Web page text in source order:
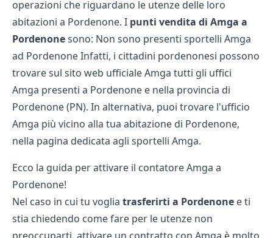
operazioni che riguardano le utenze delle loro
abitazioni a Pordenone. I punti vendita di Amga a
Pordenonesono: Non sono presenti sportelli Amga
ad Pordenone Infatti, i cittadini pordenonesi possono
trovare sul sito web ufficiale Amga tutti gli uffici
Amga presenti a Pordenone e nella provincia di
Pordenone (PN). In alternativa, puoi trovare l'ufficio
Amga più vicino alla tua abitazione di Pordenone,
nella pagina dedicata agli sportelli Amga.
Ecco la guida per attivare il contatore Amga a
Pordenone!
Nel caso in cui tu voglia trasferirti a Pordenone e ti
stia chiedendo come fare per le utenze non